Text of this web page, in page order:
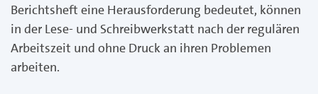
Berichtsheft eine Herausforderung bedeutet, können
in der Lese- und Schreibwerkstatt nach der regulären
Ar­beitszeit und ohne Druck an ihren Problemen
arbeiten.